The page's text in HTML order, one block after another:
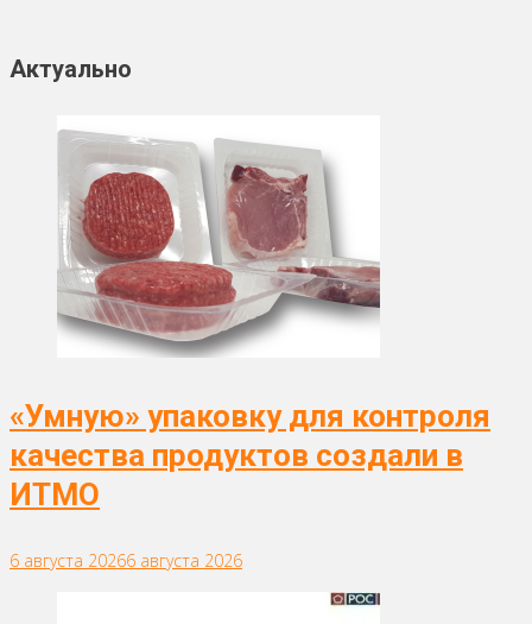
Актуально
«Умную» упаковку для контроля
качества продуктов создали в
ИТМО
6 августа 20266 августа 2026